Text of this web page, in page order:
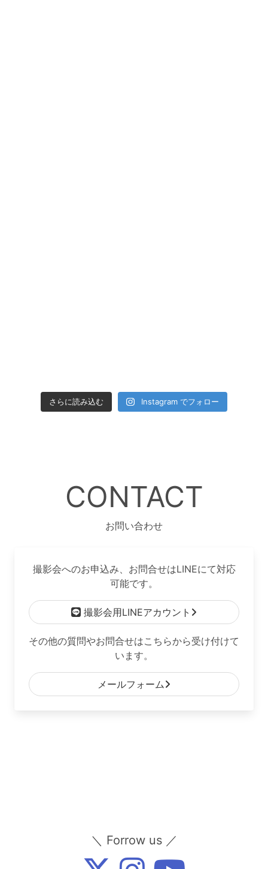
さらに読み込む Instagram でフォロー
CONTACT
お問い合わせ
撮影会へのお申込み、お問合せはLINEにて対応
可能です。
撮影会用LINEアカウント
その他の質問やお問合せはこちらから受け付けて
います。
メールフォーム
＼ Forrow us ／